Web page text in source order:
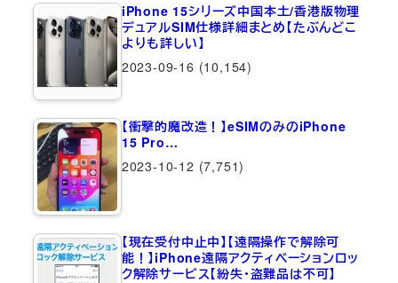
iPhone 15シリーズ中国本土/香港版物理
デュアルSIM仕様詳細まとめ【たぶんどこ
よりも詳しい】
2023-09-16 (10,154)
【衝撃的魔改造！】eSIMのみのiPhone
15 Pro…
2023-10-12 (7,751)
【現在受付中止中】【遠隔操作で解除可
能！】iPhone遠隔アクティベーションロッ
ク解除サービス【紛失・盗難品は不可】